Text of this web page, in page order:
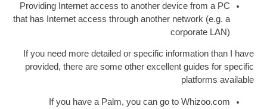
Provid­ing Inter­net access to anoth­er
that has Inter­net access through anoth­er
If you need more detailed or spe­cif­ic
provided,there are some oth­er excel­lent
If you have a Palm,you can go to